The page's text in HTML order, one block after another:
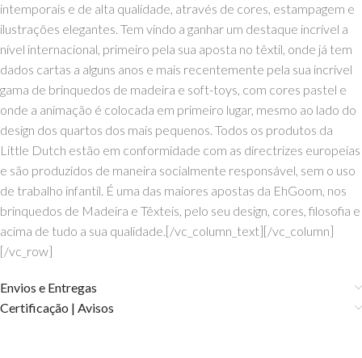
intemporais e de alta qualidade, através de cores, estampagem e
ilustrações elegantes. Tem vindo a ganhar um destaque incrível a
nível internacional, primeiro pela sua aposta no têxtil, onde já tem
dados cartas a alguns anos e mais recentemente pela sua incrível
gama de brinquedos de madeira e soft-toys, com cores pastel e
onde a animação é colocada em primeiro lugar, mesmo ao lado do
design dos quartos dos mais pequenos. Todos os produtos da
Little Dutch estão em conformidade com as directrizes europeias
e são produzidos de maneira socialmente responsável, sem o uso
de trabalho infantil. É uma das maiores apostas da EhGoom, nos
brinquedos de Madeira e Têxteis, pelo seu design, cores, filosofia e
acima de tudo a sua qualidade.[/vc_column_text][/vc_column]
[/vc_row]
Envios e Entregas
Certificação | Avisos